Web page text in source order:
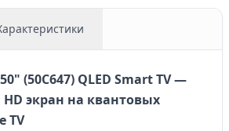
(50C647) QLED Smart TV —
экран на квантовых
TV